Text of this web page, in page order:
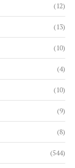
(12)
(13)
(10)
(4)
(10)
(9)
(8)
(544)